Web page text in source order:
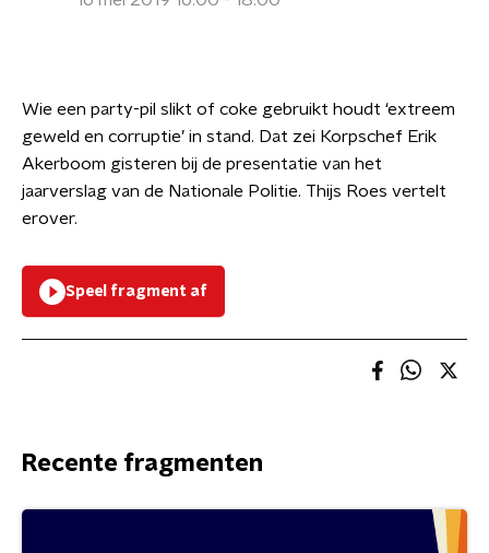
Wie een party-pil slikt of coke gebruikt houdt ‘extreem
geweld en corruptie’ in stand. Dat zei Korpschef Erik
Akerboom gisteren bij de presentatie van het
jaarverslag van de Nationale Politie. Thijs Roes vertelt
erover.
Speel fragment af
Recente fragmenten